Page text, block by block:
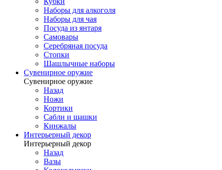
Наборы для алкоголя
Наборы для чая
Посуда из янтаря
Самовары
Серебряная посуда
Стопки
Шашлычные наборы
Сувенирное оружие
Сувенирное оружие
Назад
Ножи
Кортики
Сабли и шашки
Кинжалы
Интерьерный декор
Интерьерный декор
Назад
Вазы